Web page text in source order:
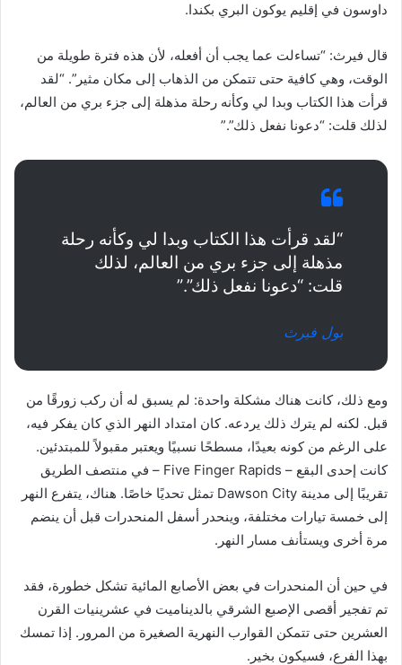
داوسون في إقليم يوكون البري بكندا.
قال فيرث: “تساءلت عما يجب أن أفعله، لأن هذه فترة طويلة من
الوقت، وهي كافية حتى تتمكن من الذهاب إلى مكان مثير”. “لقد
قرأت هذا الكتاب وبدا لي وكأنه رحلة مذهلة إلى جزء بري من العالم،
لذلك قلت: “دعونا نفعل ذلك”.”
“لقد قرأت هذا الكتاب وبدا لي وكأنه رحلة
مذهلة إلى جزء بري من العالم، لذلك
قلت: “دعونا نفعل ذلك”.”
بول فيرث
ومع ذلك، كانت هناك مشكلة واحدة: لم يسبق له أن ركب زورقًا من
قبل. لكنه لم يترك ذلك يردعه. كان امتداد النهر الذي كان يفكر فيه،
على الرغم من كونه بعيدًا، مسطحًا نسبيًا ويعتبر مقبولاً للمبتدئين.
كانت إحدى البقع – Five Finger Rapids – في منتصف الطريق
تقريبًا إلى مدينة Dawson City تمثل تحديًا خاصًا. هناك، يتفرع النهر
إلى خمسة تيارات مختلفة، وينحدر أسفل المنحدرات قبل أن ينضم
مرة أخرى ويستأنف مسار النهر.
في حين أن المنحدرات في بعض الأصابع المائية تشكل خطورة، فقد
تم تفجير أقصى الإصبع الشرقي بالديناميت في عشرينيات القرن
العشرين حتى تتمكن القوارب النهرية الصغيرة من المرور. إذا تمسك
بهذا الفرع، فسيكون بخير.